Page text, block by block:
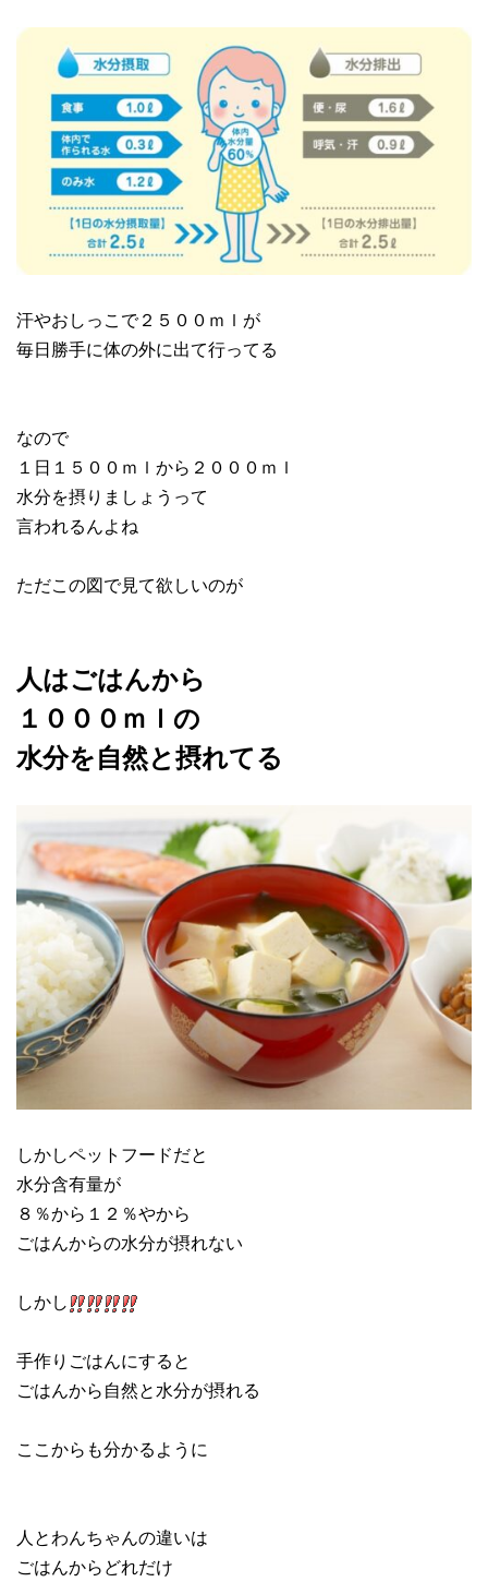
汗やおしっこで２５００ｍｌが
毎日勝手に体の外に出て行ってる
なので
１日１５００ｍｌから２０００ｍｌ
水分を摂りましょうって
言われるんよね
ただこの図で見て欲しいのが
人はごはんから
１０００ｍｌの
水分を自然と摂れてる
しかしペットフードだと
水分含有量が
８％から１２％やから
ごはんからの水分が摂れない
しかし
手作りごはんにすると
ごはんから自然と水分が摂れる
ここからも分かるように
人とわんちゃんの違いは
ごはんからどれだけ